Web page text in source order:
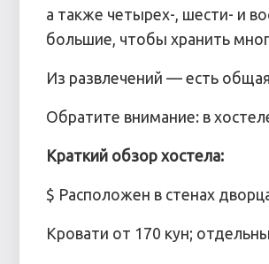
а также четырех-, шести- и
большие, чтобы хранить
Из развлечений — есть
Обратите внимание: в
Краткий обзор хостела:
$ Расположен в стенах
Кровати от 170 кун;